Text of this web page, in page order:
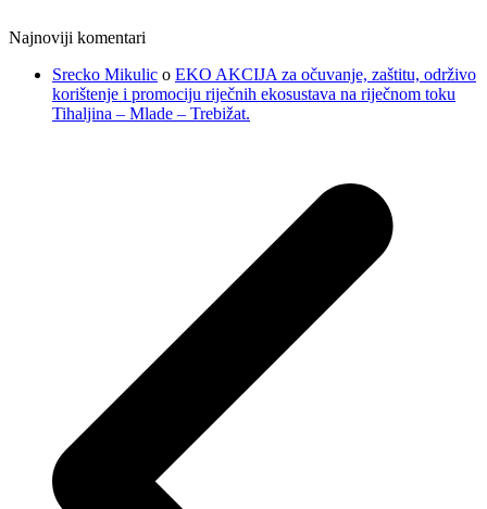
Najnoviji komentari
Srecko Mikulic o EKO AKCIJA za očuvanje, zaštitu, održivo
korištenje i promociju riječnih ekosustava na riječnom toku
Tihaljina – Mlade – Trebižat.